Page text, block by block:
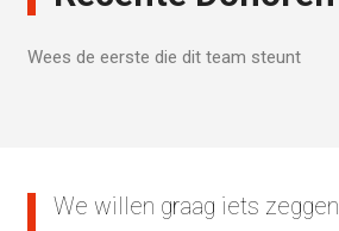
Wees de eerste die dit team steunt
We willen graag iets zeggen